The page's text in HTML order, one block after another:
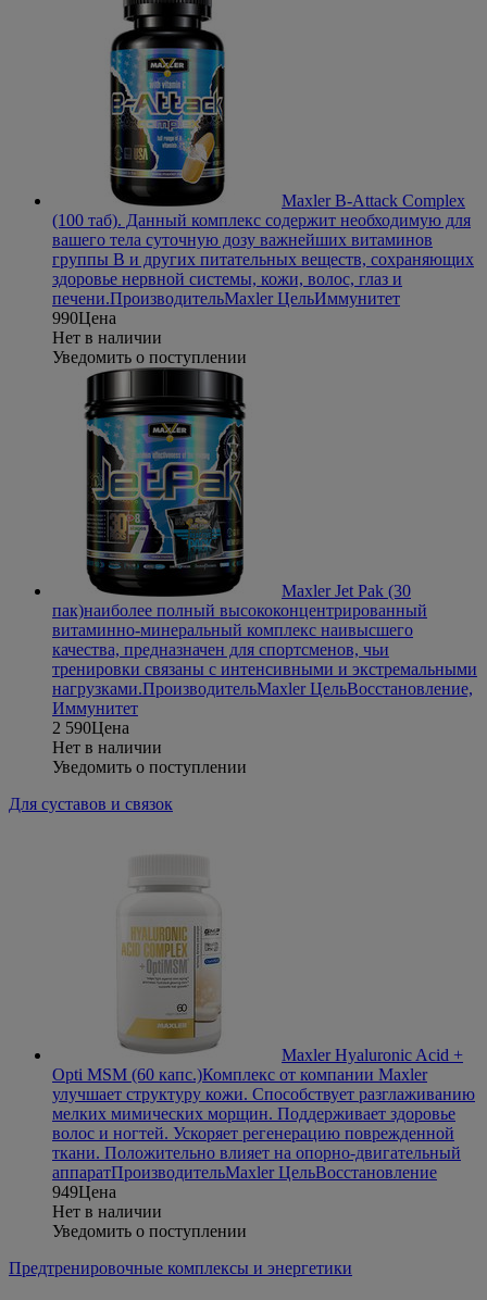
Maxler B-Attack Complex
(100 таб). Данный комплекс содержит необходимую для
вашего тела суточную дозу важнейших витаминов
группы В и других питательных веществ, сохраняющих
здоровье нервной системы, кожи, волос, глаз и
печени.ПроизводительMaxler ЦельИммунитет
990Цена
Нет в наличии
Уведомить о поступлении
Maxler Jet Pak (30
пак)наиболее полный высококонцентрированный
витаминно-минеральный комплекс наивысшего
качества, предназначен для спортсменов, чьи
тренировки связаны с интенсивными и экстремальными
нагрузками.ПроизводительMaxler ЦельВосстановление,
Иммунитет
2 590Цена
Нет в наличии
Уведомить о поступлении
Для суставов и связок
Maxler Hyaluronic Acid +
Opti MSM (60 капс.)Комплекс от компании Maxler
улучшает структуру кожи. Способствует разглаживанию
мелких мимических морщин. Поддерживает здоровье
волос и ногтей. Ускоряет регенерацию поврежденной
ткани. Положительно влияет на опорно-двигательный
аппаратПроизводительMaxler ЦельВосстановление
949Цена
Нет в наличии
Уведомить о поступлении
Предтренировочные комплексы и энергетики